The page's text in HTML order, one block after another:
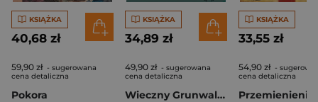
KSIĄŻKA
40,68 zł
59,90 zł - sugerowana
cena detaliczna
Pokora
KSIĄŻKA
34,89 zł
49,90 zł - sugerowana
cena detaliczna
Wieczny Grunwald wyd. 3
KSIĄŻKA
33,55 zł
54,90 zł -
cena detaliczna
Przemienienie